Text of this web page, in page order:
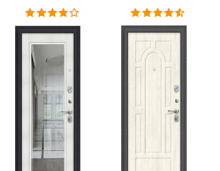
полимер
88*205 / 98*205
Левое / Правое / Наружное
тиснением, Полимерное покрытие,
замены. Толщина 22 мм, гладкое
Veralinga